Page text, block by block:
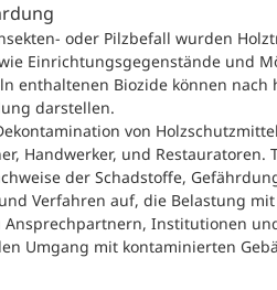
oder Pilzbefall wurden
Einrichtungsgegenstände und
enthaltenen Biozide können
darstellen.
von
Handwerker, und
der Schadstoffe,
Verfahren auf, die Belastung
Ansprechpartnern, Institutionen
Umgang mit kontaminierten